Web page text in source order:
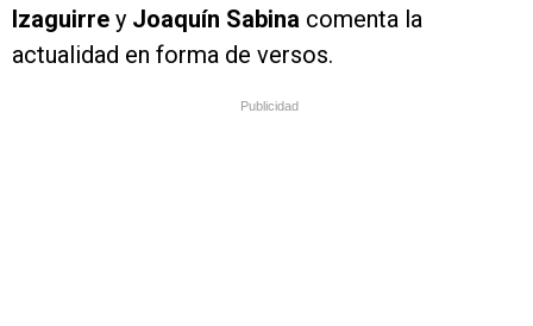
Izaguirre y Joaquín Sabina comenta la
actualidad en forma de versos.
Publicidad